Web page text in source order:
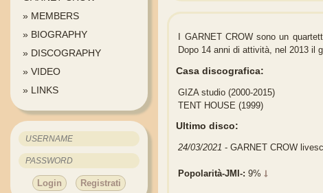
» MEMBERS
» BIOGRAPHY
» DISCOGRAPHY
» VIDEO
» LINKS
Login Registrati
I GARNET CROW sono un
Dopo 14 anni di attività, nel 2013 il
Casa discografica:
GIZA studio (2000-2015)
TENT HOUSE (1999)
Ultimo disco:
24/03/2021 - GARNET CROW
Popolarità-JMI-:9%